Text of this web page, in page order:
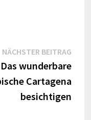
NÄCHSTER BEITRAG
Das wunderbare
Cartagena
besichtigen